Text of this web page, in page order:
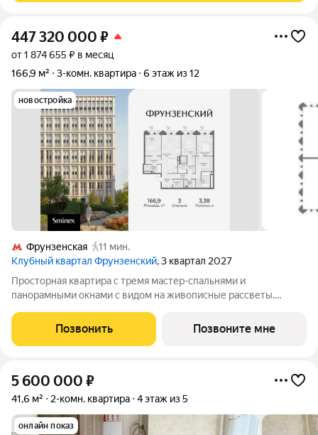
447 320 000 ₽
от 1 874 655 ₽ в месяц
166,9 м²
3-комн. квартира 6 этаж из 12
новостройка
Фрунзенская
11 мин.
Клубный квартал Фрунзенский, 3 квартал 2027
Просторная квартира с тремя мастер-спальнями и
панорамными окнами с видом на живописные рассветы.
Москвы, на уровне Остоженки и Патриарших. Новых элитных
проектов поблизости нет и не появится:
Позвонить Позвоните мне
5 600 000 ₽
41,6 м² 2-комн. квартира 4 этаж из 5
онлайн показ